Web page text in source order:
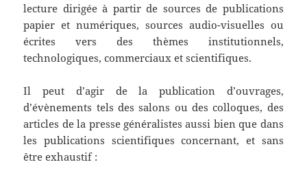
lecture dirigée à partir de sources de publications
papier et numériques, sources audio-visuelles ou
écrites vers des thèmes institutionnels,
technologiques, commerciaux et scientifiques.
Il peut d’agir de la publication d’ouvrages,
d’évènements tels des salons ou des colloques, des
articles de la presse généralistes aussi bien que dans
les publications scientifiques concernant, et sans
être exhaustif :